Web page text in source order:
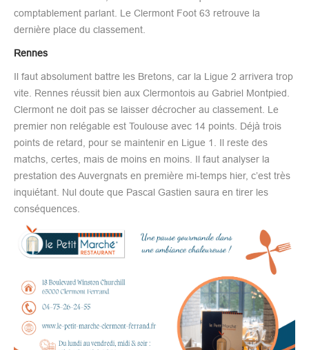
comptablement parlant. Le Clermont Foot 63 retrouve la
dernière place du classement.
Rennes
Il faut absolument battre les Bretons, car la Ligue 2 arrivera trop
vite. Rennes réussit bien aux Clermontois au Gabriel Montpied.
Clermont ne doit pas se laisser décrocher au classement. Le
premier non relégable est Toulouse avec 14 points. Déjà trois
points de retard, pour se maintenir en Ligue 1. Il reste des
matchs, certes, mais de moins en moins. Il faut analyser la
prestation des Auvergnats en première mi-temps hier, c’est très
inquiétant. Nul doute que Pascal Gastien saura en tirer les
conséquences.